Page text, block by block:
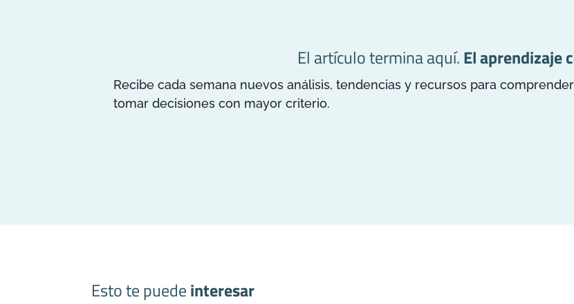
El artículo termina aquí.El aprendizaje
Recibe cada semana nuevos análisis, tendencias y recursos para
tomar decisiones con mayor criterio.
Esto te puedeinteresar